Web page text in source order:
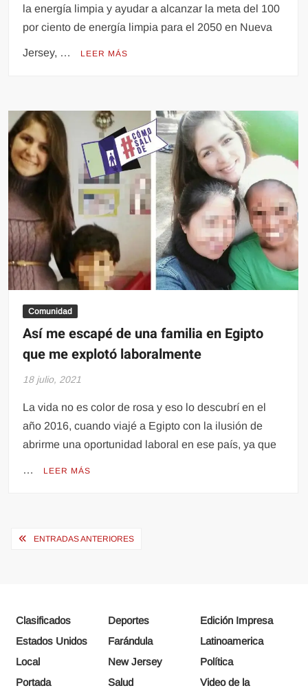
la energía limpia y ayudar a alcanzar la meta del 100
por ciento de energía limpia para el 2050 en Nueva
Jersey, … LEER MÁS
Comunidad
Así me escapé de una familia en Egipto
que me explotó laboralmente
18 julio, 2021
La vida no es color de rosa y eso lo descubrí en el
año 2016, cuando viajé a Egipto con la ilusión de
abrirme una oportunidad laboral en ese país, ya que
… LEER MÁS
Navegación
ENTRADAS ANTERIORES
Clasificados Deportes
Edición Impresa
Estados Unidos
Farándula
Latinoamerica
Local
New Jersey
Política
Portada
Salud Video de la